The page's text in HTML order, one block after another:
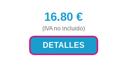
16.80 €
(IVA no incluido)
DETALLES